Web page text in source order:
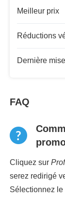
Meilleur prix
Réductions
Dernière
FAQ
Cliquez sur
serez redirigé
Sélectionnez le